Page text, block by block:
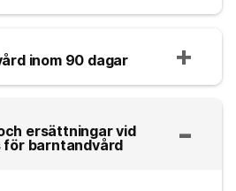
Fakturera utförd vård inom 90 dagar
ersättningar vid
för barntandvård